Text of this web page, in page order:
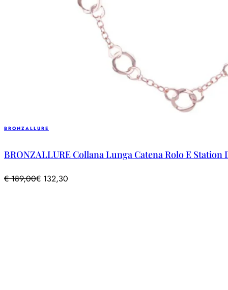
BRONZALLURE
BRONZALLURE Collana Lunga Catena Rolo E Station
€189,00€ 132,30